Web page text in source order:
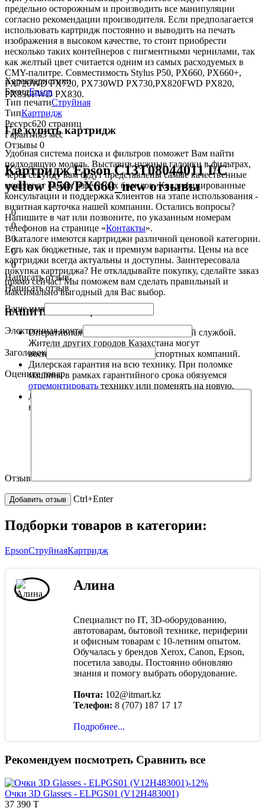
предельно осторожным и производить все манипуляции
согласно рекомендации производителя. Если предполагается
использовать картридж постоянно и выводить на печать
изображения в высоком качестве, то стоит приобрести
несколько таких контейнеров с пигментными чернилами, так
как желтый цвет считается одним из самых расходуемых в
CMY-палитре. Совместимость Stylus P50, PX660, PX660+,
PX720WD PX720, PX730WD PX730,PX820FWD PX820,
PX830FWD PX830.
Где купить картридж
Удобная система поиска и фильтров поможет Вам найти
подходящую модель. Выставив нужные галочки в фильтрах,
через секунду вам будут представлены самые качественные
модели от самых известных брендов. Квалифицированные
консультации и поддержка клиентов на этапе использования -
визитная карточка нашей компании. Остались вопросы?
Напишите в чат или позвоните, по указанным номерам
телефонов на странице «Контакты».
В каталоге имеются картриджи различной ценовой категории.
Есть как бюджетные, так и премиум варианты. Цены на все
картриджи всегда актуальны и доступны. Заинтересовала
покупка картриджа? Не откладывайте покупку, сделайте заказ
прямо сейчас! Мы поможем вам сделать правильный и
максимально выгодный для Вас выбор.
НАШИ ПРЕИМУЩЕСТВА.
Оперативная
товара курьерской службой.
Жители других городов Казахстана могут
воспользоваться услугами транспортных компаний.
Дилерская гарантия на всю технику. При поломке
машины в рамках гарантийного срока обязуемся
отремонтировать технику или поменять на новую.
Любые способы
наложенный платеж.
Характеристики
БрендEpson
Тип печатиСтруйная
ТипКартридж
Ресурс620 страниц
Гарантия3 мес
Отзывы 0
Картридж Epson C13T08044011 I/C
yellow P50/PX660_new отзывы
0
0
0
0
0
Написать отзыв
Написать отзыв
Ваше имя
Электронная почта
Заголовок
Оцените товар
Отзыв
Ctrl+Enter
Подборки товаров в категории:
EpsonСтруйнаяКартридж
Алина
Специалист по IT, 3D-оборудованию,
автотоварам, бытовой технике, периферии
и офисным товарам с 10-летним опытом.
Обучалась у брендов Xerox, Canon, Epson,
посетила заводы. Постоянно обновляю
знания и помогу выбрать оборудование.
Почта: 102@itmart.kz
Телефон: 8 (707) 187 17 17
Подробнее...
Рекомендуем посмотреть Сравнить все
-12%
Очки 3D Glasses - ELPGS01 (V12H483001)
37 390 T